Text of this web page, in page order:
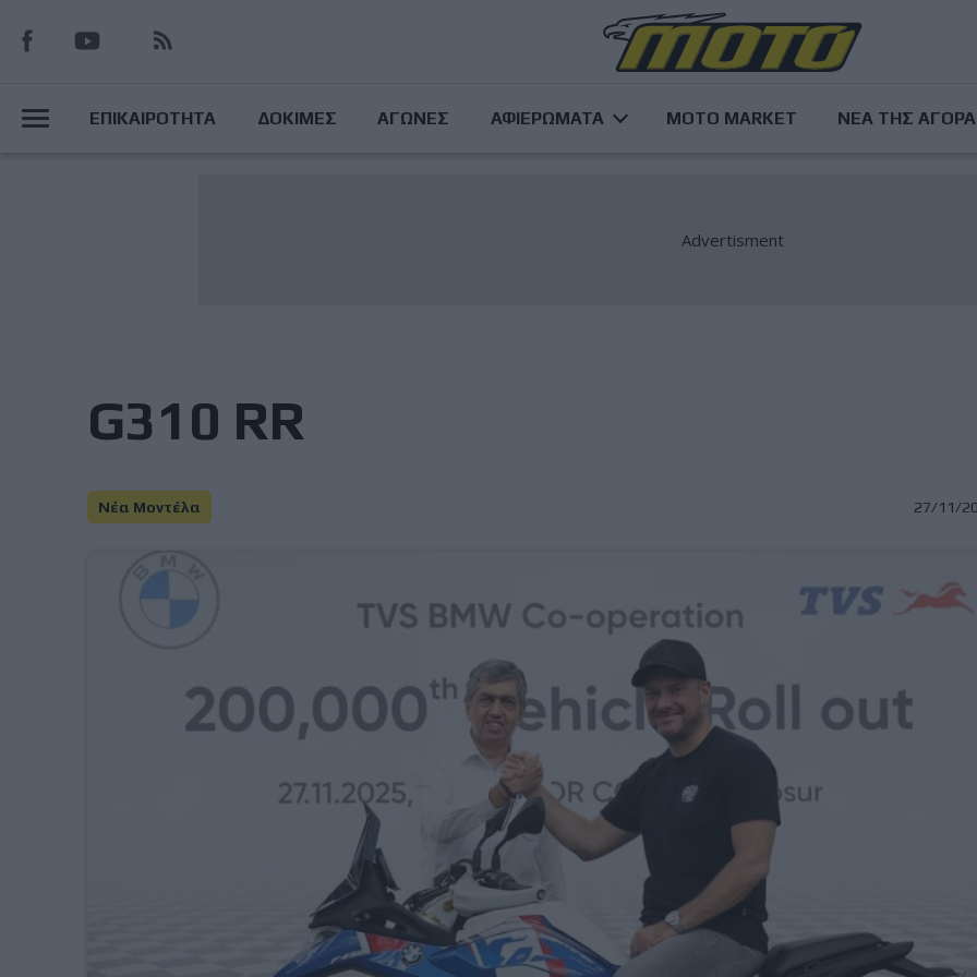
προς
κυρίως
MainΕΠΙΚΑΙΡΟΤΗΤΑ ΔΟΚΙΜΕΣ ΑΓΩΝΕΣ ΑΦΙΕΡΩΜΑΤΑ MOTO MARKET ΝΕΑ ΤΗΣ
G310 RR
Νέα Μοντέλα 27/11/